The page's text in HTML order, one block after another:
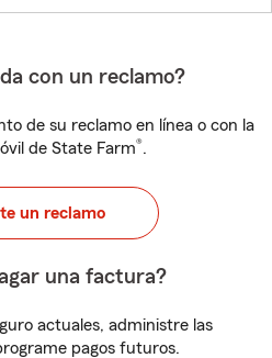
con un reclamo?
de su reclamo en línea o con la
de State Farm®.
un reclamo
una factura?
actuales, administre las
pagos futuros.